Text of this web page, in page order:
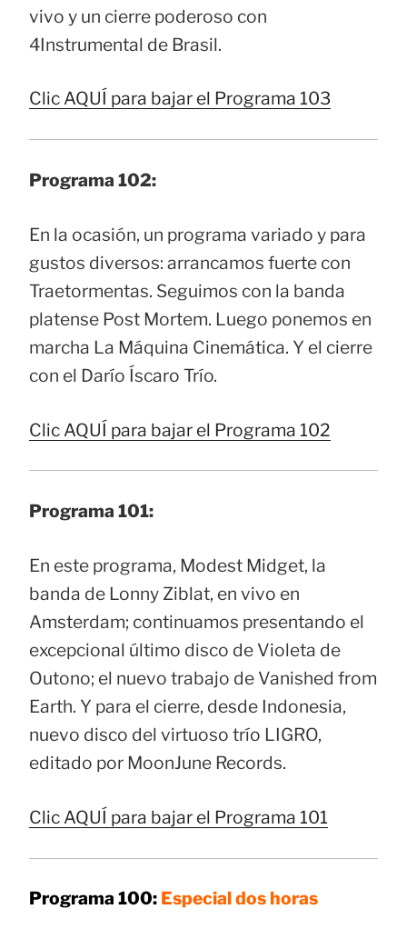
vivo y un cierre poderoso con
4Instrumental de Brasil.
Clic AQUÍ para bajar el Programa 103
Programa 102:
En la ocasión, un programa variado y para
gustos diversos: arrancamos fuerte con
Traetormentas. Seguimos con la banda
platense Post Mortem. Luego ponemos en
marcha La Máquina Cinemática. Y el cierre
con el Darío Íscaro Trío.
Clic AQUÍ para bajar el Programa 102
Programa 101:
En este programa, Modest Midget, la
banda de Lonny Ziblat, en vivo en
Amsterdam; continuamos presentando el
excepcional último disco de Violeta de
Outono; el nuevo trabajo de Vanished from
Earth. Y para el cierre, desde Indonesia,
nuevo disco del virtuoso trío LIGRO,
editado por MoonJune Records.
Clic AQUÍ para bajar el Programa 101
Programa 100: Especial dos horas